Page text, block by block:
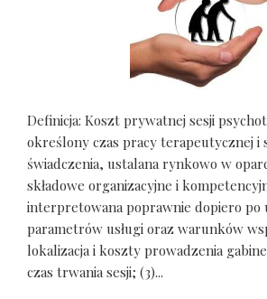
Definicja: Koszt prywatnej sesji
określony czas pracy terapeutycznej i
świadczenia, ustalana rynkowo w
składowe organizacyjne i
interpretowana poprawnie dopiero po
parametrów usługi oraz warunków
lokalizacja i koszty prowadzenia
czas trwania sesji; (3)...